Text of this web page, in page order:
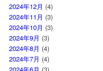
2024年12月 (4)
2024年11月 (3)
2024年10月 (3)
2024年9月 (3)
2024年8月 (4)
2024年7月 (4)